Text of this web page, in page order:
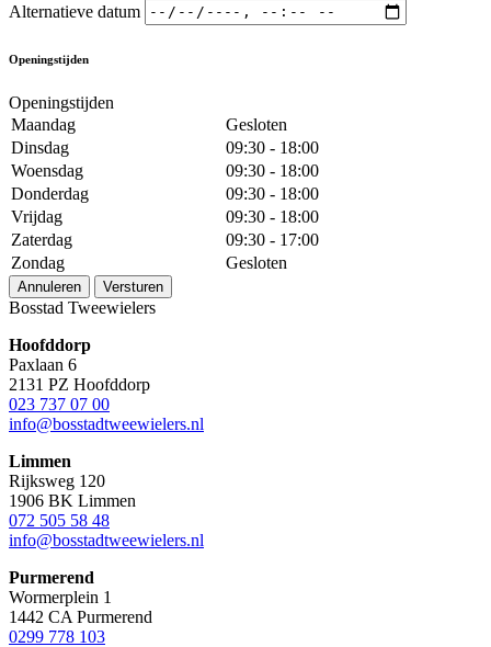
Alternatieve datum
Openingstijden
Openingstijden
Maandag
Gesloten
Dinsdag
09:30 - 18:00
Woensdag
09:30 - 18:00
Donderdag
09:30 - 18:00
Vrijdag
09:30 - 18:00
Zaterdag
09:30 - 17:00
Zondag
Gesloten
Annuleren Versturen
Bosstad Tweewielers
Hoofddorp
Paxlaan 6
2131 PZ Hoofddorp
023 737 07 00
info@bosstadtweewielers.nl
Limmen
Rijksweg 120
1906 BK Limmen
072 505 58 48
info@bosstadtweewielers.nl
Purmerend
Wormerplein 1
1442 CA Purmerend
0299 778 103